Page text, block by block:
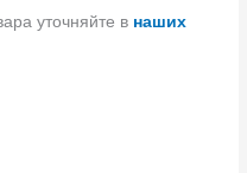
уточняйте в наших